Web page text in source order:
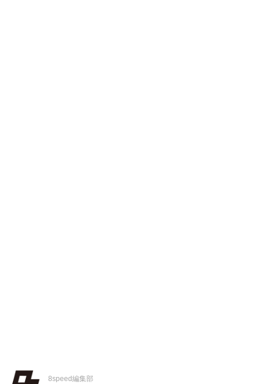
8speed編集部